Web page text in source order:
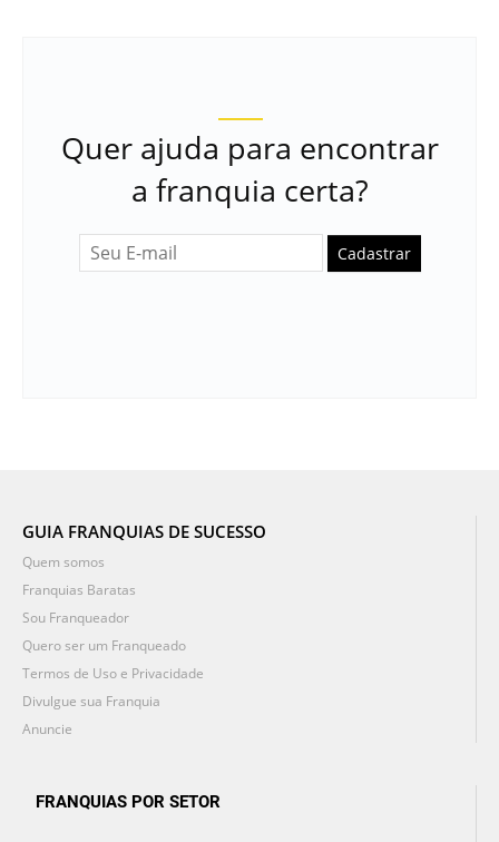
Quer ajuda para encontrar
a franquia certa?
Cadastrar
GUIA FRANQUIAS DE SUCESSO
Quem somos
Franquias Baratas
Sou Franqueador
Quero ser um Franqueado
Termos de Uso e Privacidade
Divulgue sua Franquia
Anuncie
FRANQUIAS POR SETOR